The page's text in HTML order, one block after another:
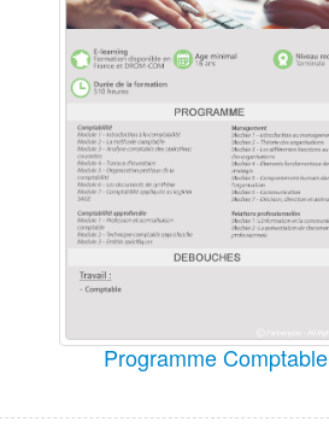
Programme Comptable